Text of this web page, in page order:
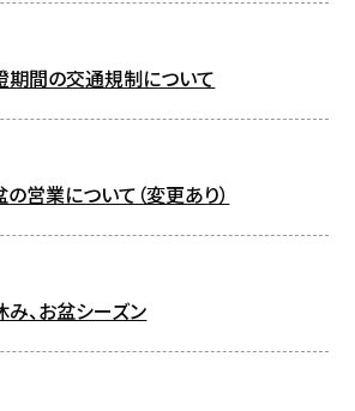
期間の交通規制について
営業について（変更あり）
み、お盆シーズン